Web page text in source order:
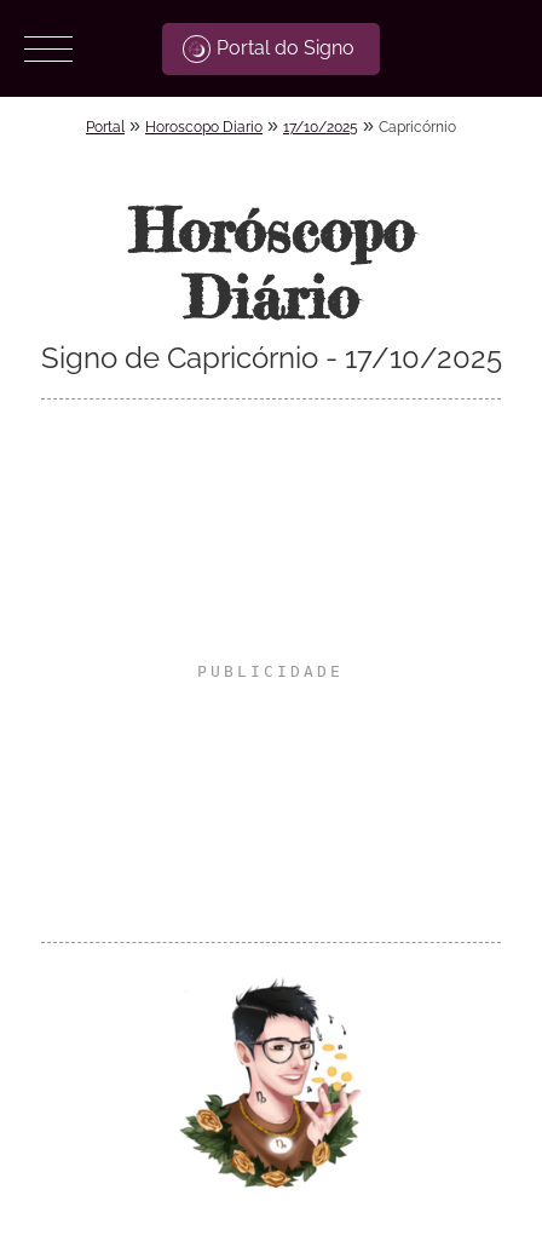
Portal do Signo
Portal » Horoscopo Diario » 17/10/2025 » Capricórnio
Horóscopo
Diário
Signo de Capricórnio - 17/10/2025